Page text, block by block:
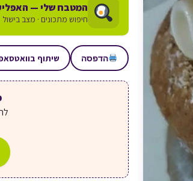
המטבח שלי —
חיפוש מתכונים · מצב
הדפסה שיתוף